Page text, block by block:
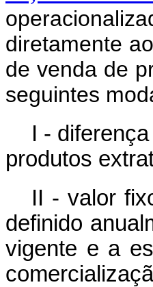
diretamente
de venda de
seguintes
I -
produtos
II - valor
definido
vigente e a